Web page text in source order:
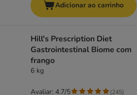
Adicionar ao carrinho
Hill's Prescription Diet
Gastrointestinal Biome com
frango
6 kg
Avaliar: 4.7/5 (245)